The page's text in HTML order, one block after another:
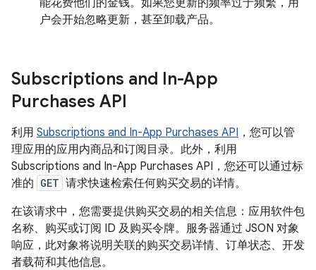
能花费他们的金钱。如果您更新的频率过于频繁，用
户会开始忽略更新，甚至卸载产品。
Subscriptions and In-App
Purchases API
利用 Subscriptions and In-App Purchases API ，您可以管
理应用的应用内商品和订阅目录。此外，利用
Subscriptions and In-App Purchases API，您还可以通过标
准的 GET 请求快速检索任何购买交易的详情。
在该请求中，您需要提供购买交易的相关信息：应用软件包
名称、购买或订阅 ID 及购买令牌。服务器通过 JSON 对象
响应，此对象将说明关联的购买交易详情、订单状态、开发
者载荷和其他信息。